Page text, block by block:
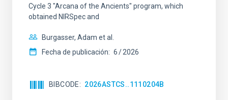
Cycle 3 "Arcana of the Ancients" program, which
obtained NIRSpec and
Burgasser, Adam et al.
Fecha de publicación: 6 2026
BIBCODE 2026ASTCS..1110204B